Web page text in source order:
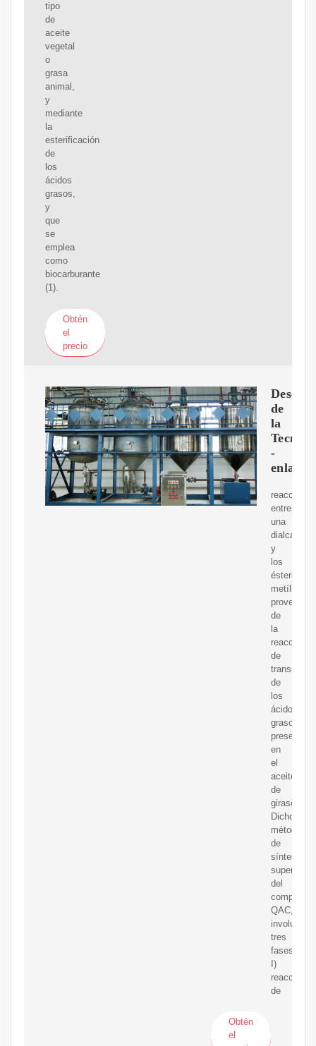
tipo
de
aceite
vegetal
o
grasa
animal,
y
mediante
la
esterificación
de
los
ácidos
grasos,
y
que
se
emplea
como
biocarburante
(1).
Obtén
el
precio
de
la
-
reacción
entre
una
y
los
ésteres
metílicos
de
la
reacción
de
de
los
ácidos
grasos
presentes
en
el
aceite
de
girasol.
Dicho
método
de
síntesis
del
compuesto
QAC,
involucra
tres
fases:
I)
reacción
de
Obtén
el